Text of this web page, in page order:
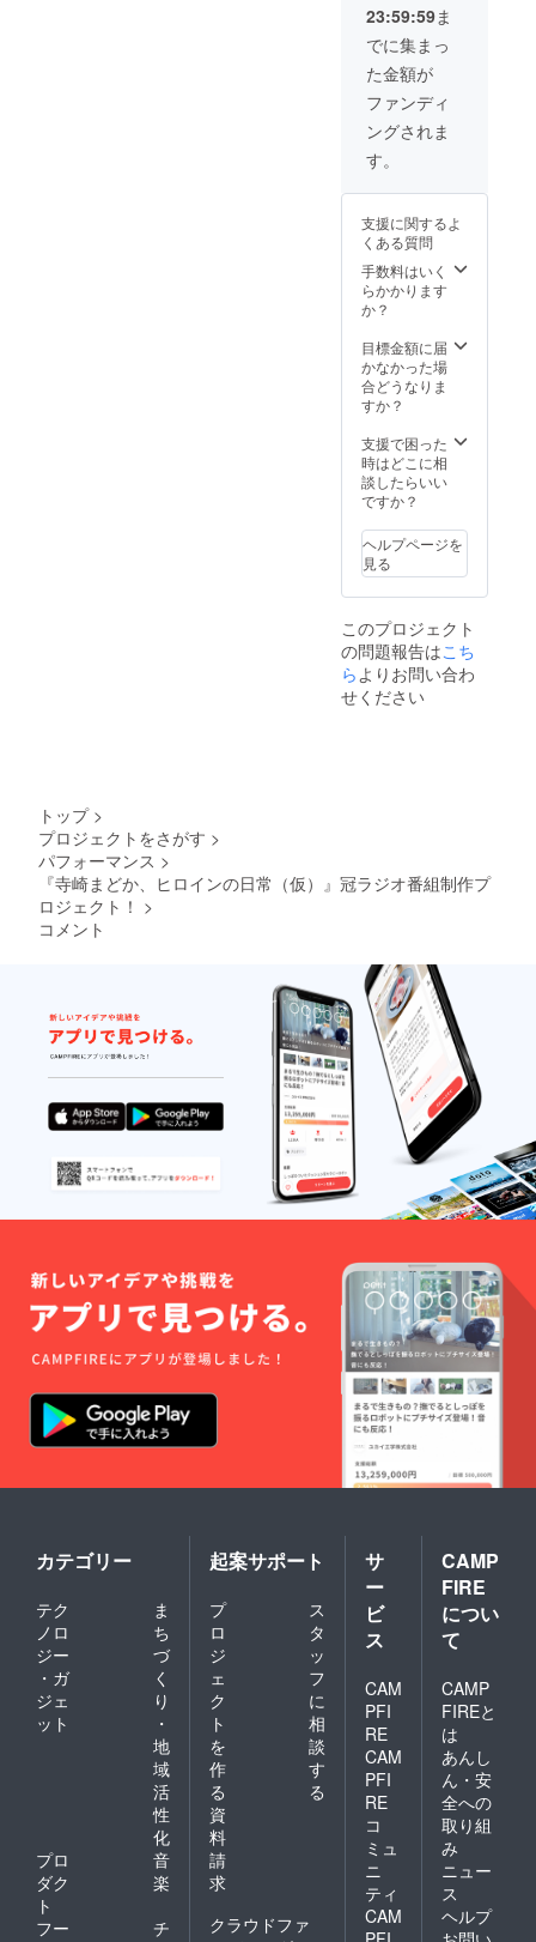
名前を呼ばせて
いただきます。
・番組の録音
データ(URLにて
ご提供します）
・ハングアウト
チャット※3（お
一人様15分、
チャット候補日
は運営側よりご
案内いたしま
す） ※3:ハング
アウトチャット
にはGoogleアカ
ウントとPCまた
はスマートフォ
ます。ハングア
ウトチャット
時、内容が不適
切だと判断した
側の判断により
予告なく接続を
解除させていた
だく場合がござ
際、ご返金もで
きませので予め
ご容赦くださ
い。
23:59:59ま
でに集まっ
た金額が
ファンディ
ングされま
す。
支援に関するよ
くある質問
手数料はいく
らかかります
か？
目標金額に届
かなかった場
合どうなりま
すか？
支援で困った
時はどこに相
談したらいい
ですか？
ヘルプページを
見る
このプロジェクト
の問題報告はこち
ら よりお問い合わ
せください
トップ >
プロジェクトをさがす >
パフォーマンス >
『寺崎まどか、ヒロインの日常（仮）』冠ラジオ番組制作プ
ロジェクト！ >
コメント
カテゴリー
テク
ノロ
ジー
・ガ
ジェ
ット
ま
ち
づ
く
り
・
地
域
活
性
化
プロ
ダク
ト
音
楽
フー
チ
起案サポート
プ
ロ
ジ
ェ
ク
ト
を
作
る
ス
タ
ッ
フ
に
相
談
す
る
資
料
請
求
クラウドファ
サ
ー
ビ
ス
CAM
PFI
RE
CAM
PFI
RE
コ
ミュ
ニ
ティ
CAM
CAMP
FIRE
につい
て
CAMP
FIREと
は
あんし
ん・安
全への
取り組
み
ニュー
ス
ヘルプ